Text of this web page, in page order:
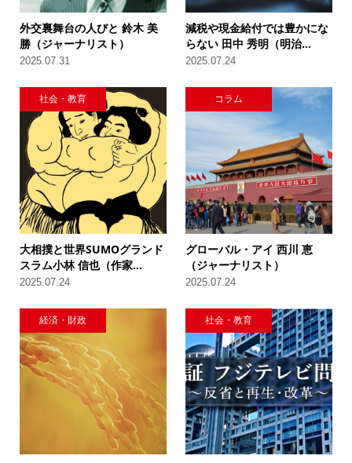
外交裏舞台の人びと 鈴木 美
勝（ジャーナリスト）
2025.07.31
減税や現金給付では豊かにな
らない 田中 秀明（明治...
2025.07.24
社会・教育
大相撲と世界SUMOグランド
スラム小林 信也（作家...
2025.07.24
コラム
グローバル・アイ 西川 恵
（ジャーナリスト）
2025.07.24
経済・財政 社会・教育